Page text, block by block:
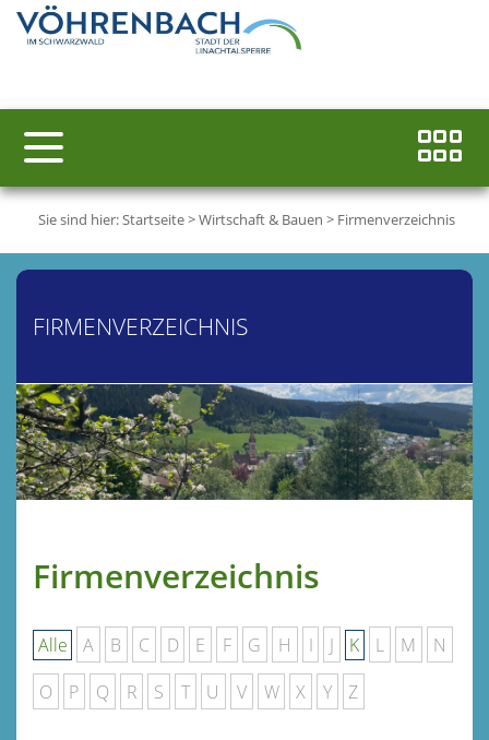
Sie sind hier:Startseite>Wirtschaft & Bauen > Firmenverzeichnis
FIRMENVERZEICHNIS
Firmenverzeichnis
Alle A B C D E F G H I J K L M
N
O
P Q R S T U V W X Y Z